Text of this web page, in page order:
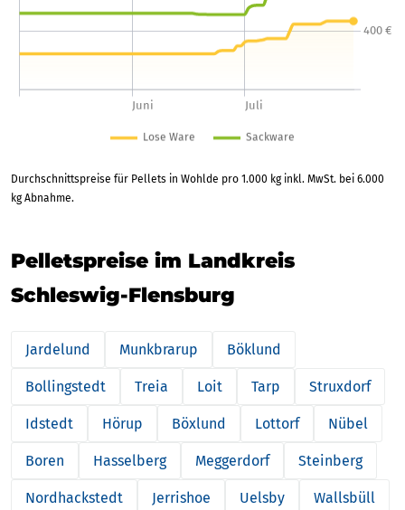
Durchschnittspreise für Pellets in Wohlde pro 1.000 kg inkl. MwSt. bei 6.000
kg Abnahme.
Pelletspreise im Landkreis
Schleswig-Flensburg
Jardelund Munkbrarup Böklund
Bollingstedt Treia Loit Tarp Struxdorf
Idstedt Hörup Böxlund Lottorf Nübel
Boren Hasselberg Meggerdorf Steinberg
Nordhackstedt Jerrishoe Uelsby Wallsbüll